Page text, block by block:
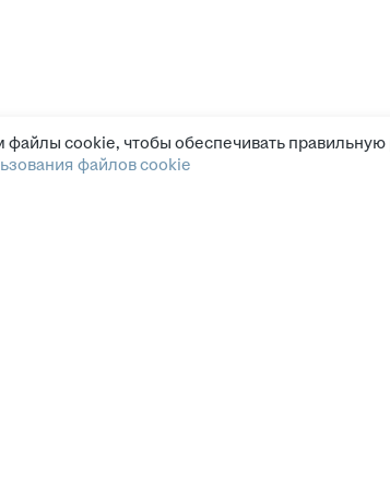
cookie, чтобы обеспечивать правильную
файлов cookie